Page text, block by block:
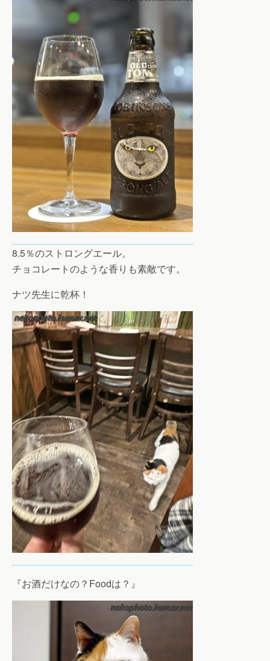
8.5％のストロングエール。
チョコレートのような香りも素敵です。
ナツ先生に乾杯！
『お酒だけなの？Foodは？』